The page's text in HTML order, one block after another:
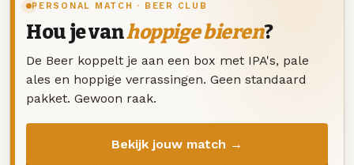
PERSONAL MATCH · BEER CLUB
Hou je vanhoppige bieren?
De Beer koppelt je aan een box met IPA's, pale
ales en hoppige verrassingen. Geen standaard
pakket. Gewoon raak.
Bekijk jouw match →